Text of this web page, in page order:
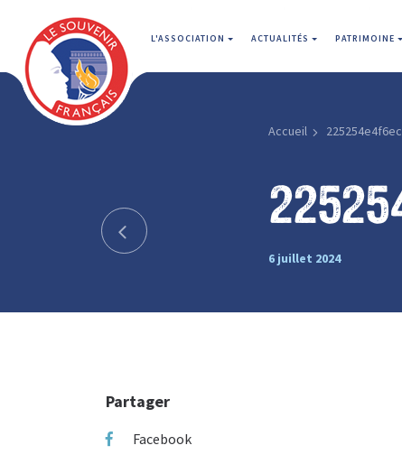
L'ASSOCIATION ACTUALITÉS PATRIMOINE
Accueil
6 juillet 2024
Partager
Facebook